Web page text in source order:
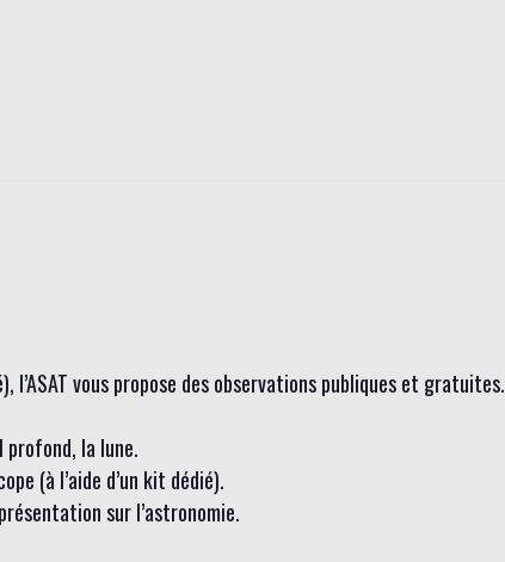
vous propose des observations publiques et gratuites.
la lune.
(à l’aide d’un kit dédié).
sur l’astronomie.